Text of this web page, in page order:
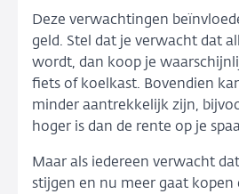
Deze verwachtingen
geld. Stel dat je verwacht dat
wordt, dan koop je
fiets of koelkast. Bovendien
minder aantrekkelijk zijn,
hoger is dan de rente op je
Maar als iedereen verwacht
stijgen en nu meer gaat kopen